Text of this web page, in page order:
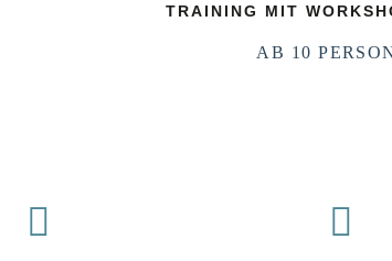
TRAINING MIT
AB 10
 